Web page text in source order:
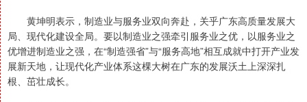
黄坤明表示，制造业与服务业双向奔赴，关乎广东高质量发展大
局、现代化建设全局。要以制造业之强牵引服务业之优，以服务业之
优增进制造业之强，在“制造强省”与“服务高地”相互成就中打开产业发
展新天地，让现代化产业体系这棵大树在广东的发展沃土上深深扎
根、茁壮成长。